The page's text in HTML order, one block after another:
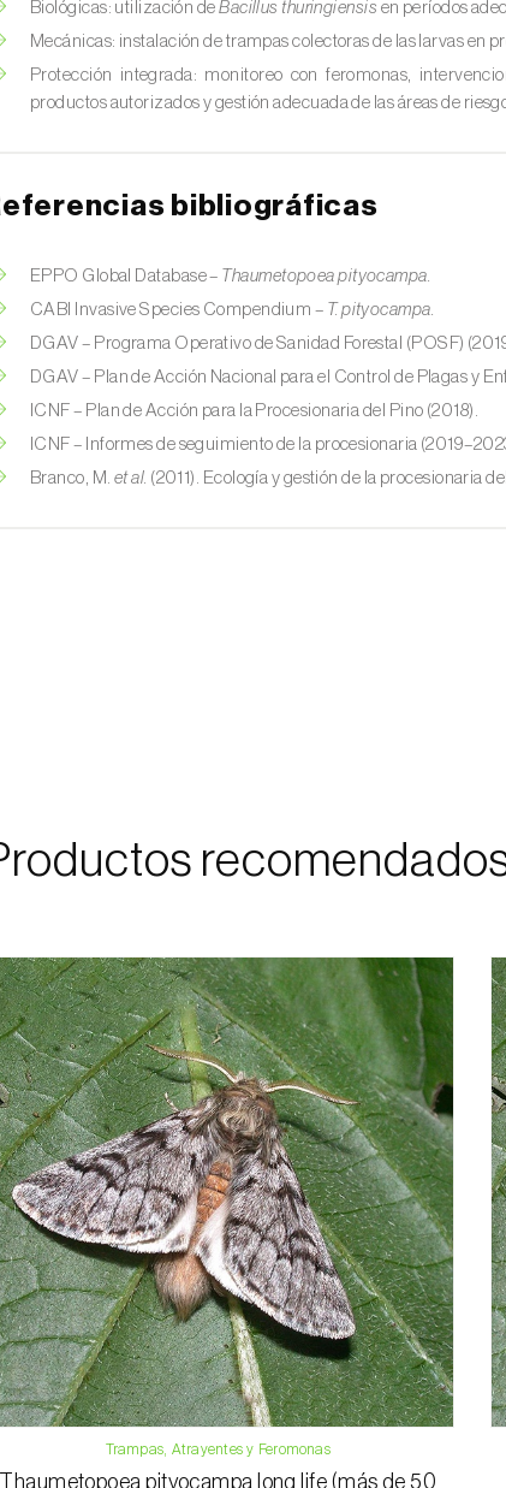
Biológicas: utilización deBacillus thuringiensis en períodos
Mecánicas: instalación de trampas colectoras de las larvas en
Protección integrada: monitoreo con feromonas,
productos autorizados y gestión adecuada de las áreas de
bibliográficas
EPPO Global Database – Thaumetopoea pityocampa.
CABI Invasive Species Compendium – T. pityocampa.
DGAV – Programa Operativo de Sanidad Forestal (POSF)
DGAV – Plan de Acción Nacional para el Control de Plagas y
ICNF – Plan de Acción para la Procesionaria del Pino (2018).
ICNF – Informes de seguimiento de la procesionaria
Branco, M. et al. (2011). Ecología y gestión de la procesionaria
Trampas, Atrayentes y Feromonas
Thaumetopoea pityocampa long life (más de 50